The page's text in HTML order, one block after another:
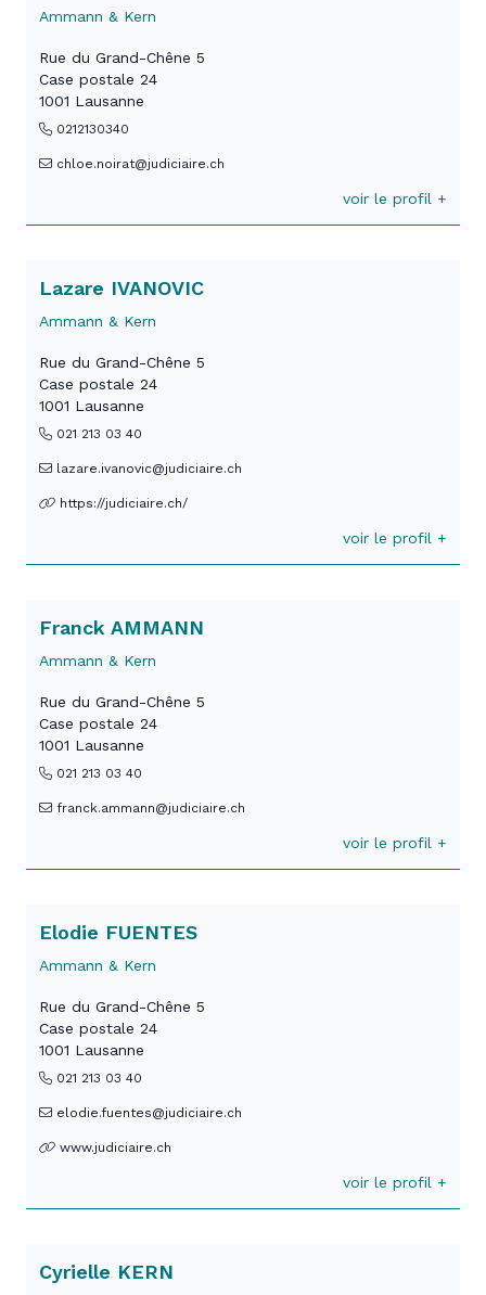
Ammann & Kern
Rue du Grand-Chêne 5
Case postale 24
1001 Lausanne
0212130340
chloe.noirat@judiciaire.ch
voir le profil +
Lazare IVANOVIC
Ammann & Kern
Rue du Grand-Chêne 5
Case postale 24
1001 Lausanne
021 213 03 40
lazare.ivanovic@judiciaire.ch
https://judiciaire.ch/
voir le profil +
Franck AMMANN
Ammann & Kern
Rue du Grand-Chêne 5
Case postale 24
1001 Lausanne
021 213 03 40
franck.ammann@judiciaire.ch
voir le profil +
Elodie FUENTES
Ammann & Kern
Rue du Grand-Chêne 5
Case postale 24
1001 Lausanne
021 213 03 40
elodie.fuentes@judiciaire.ch
www.judiciaire.ch
voir le profil +
Cyrielle KERN